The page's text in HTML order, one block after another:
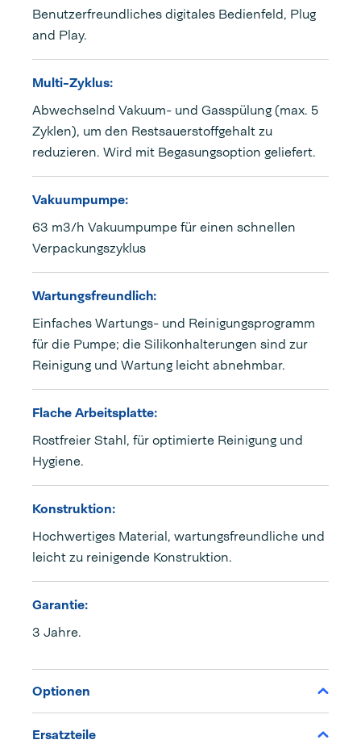
Benutzerfreundliches digitales Bedienfeld, Plug
and Play.
Multi-Zyklus:
Abwechselnd Vakuum- und Gasspülung (max. 5
Zyklen), um den Restsauerstoffgehalt zu
reduzieren. Wird mit Begasungsoption geliefert.
Vakuumpumpe:
63 m3/h Vakuumpumpe für einen schnellen
Verpackungszyklus
Wartungsfreundlich:
Einfaches Wartungs- und Reinigungsprogramm
für die Pumpe; die Silikonhalterungen sind zur
Reinigung und Wartung leicht abnehmbar.
Flache Arbeitsplatte:
Rostfreier Stahl, für optimierte Reinigung und
Hygiene.
Konstruktion:
Hochwertiges Material, wartungsfreundliche und
leicht zu reinigende Konstruktion.
Garantie:
3 Jahre.
Optionen
Ersatzteile